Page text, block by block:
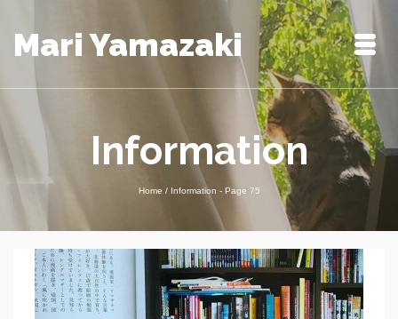
Mari Yamazaki
Information
Home / Information - Page 75